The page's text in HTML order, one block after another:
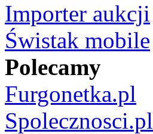
Importer aukcji
Świstak mobile
Polecamy
Furgonetka.pl
Spolecznosci.pl